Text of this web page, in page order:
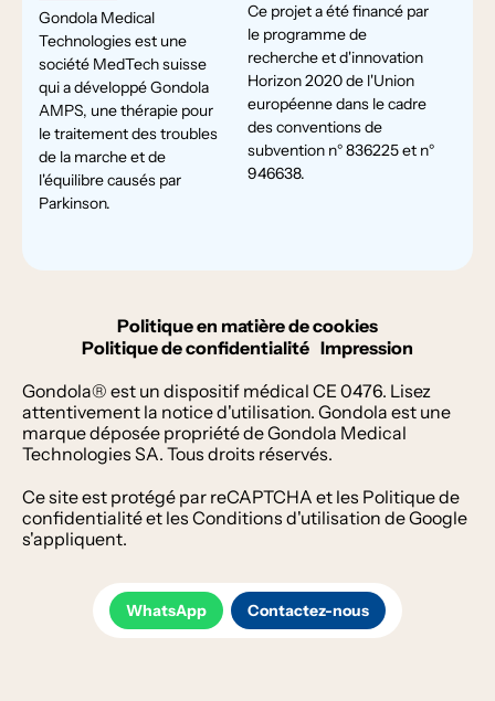
Gondola Medical
Technologies est une
société MedTech suisse
qui a développé Gondola
AMPS, une thérapie pour
le traitement des troubles
de la marche et de
l'équilibre causés par
Parkinson.
Ce projet a été financé par
le programme de
recherche et d'innovation
Horizon 2020 de l'Union
européenne dans le cadre
des conventions de
subvention n° 836225 et n°
946638.
Politique en matière de cookies
Politique de confidentialité Impression
Gondola® est un dispositif médical CE 0476. Lisez
attentivement la notice d'utilisation. Gondola est une
marque déposée propriété de Gondola Medical
Technologies SA. Tous droits réservés.
Ce site est protégé par reCAPTCHA et les Politique de
confidentialitéet les Conditions d'utilisation de Google
s'appliquent.
WhatsApp Contactez-nous